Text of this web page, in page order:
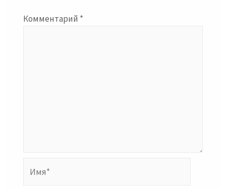
Комментарий *